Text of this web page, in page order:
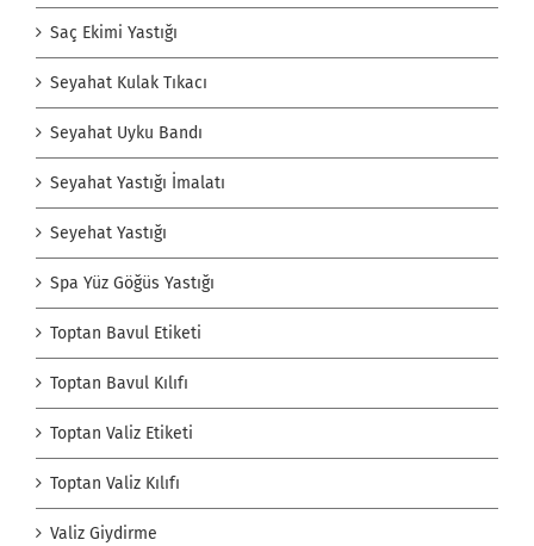
Saç Ekimi Yastığı
Seyahat Kulak Tıkacı
Seyahat Uyku Bandı
Seyahat Yastığı İmalatı
Seyehat Yastığı
Spa Yüz Göğüs Yastığı
Toptan Bavul Etiketi
Toptan Bavul Kılıfı
Toptan Valiz Etiketi
Toptan Valiz Kılıfı
Valiz Giydirme